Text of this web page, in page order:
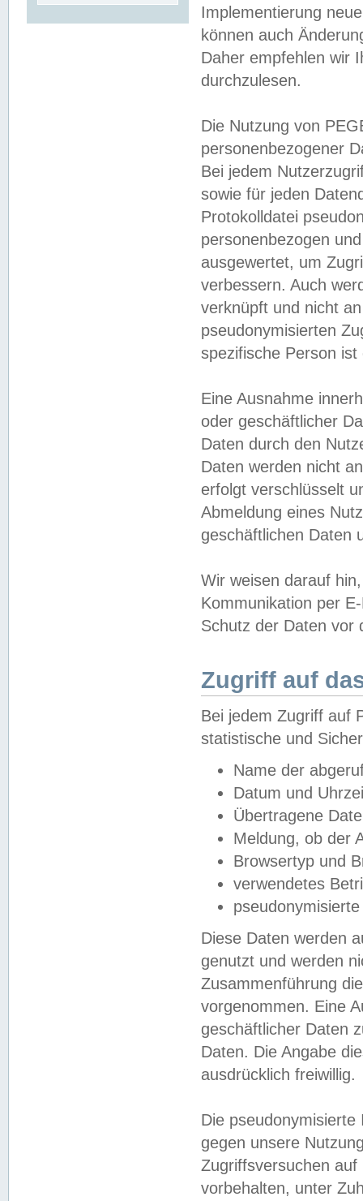
Implementierung
können auch
Daher empfehlen wir
durchzulesen.
Die Nutzung von
personenbezogener
Bei jedem
sowie für jeden
Protokolldatei
personenbezogen
ausgewertet, um
verbessern. Auch
verknüpft und nicht
pseudonymisierten
spezifische Person
Eine Ausnahme
oder geschäftlicher
Daten durch den
Daten werden nicht
erfolgt verschlüsselt
Abmeldung eines
geschäftlichen Daten
Wir weisen darauf
Kommunikation per
Schutz der Daten vor
Zugriff auf
Bei jedem Zugriff auf
statistische und
Name der
Datum und
Übertragene
Meldung, ob der
Browsertyp und
verwendetes
Diese Daten werden
genutzt und werden
Zusammenführung
vorgenommen. Eine
geschäftlicher Daten
Daten. Die Angabe
ausdrücklich freiwillig.
Die
gegen unsere
Zugriffsversuchen
vorbehalten, unter